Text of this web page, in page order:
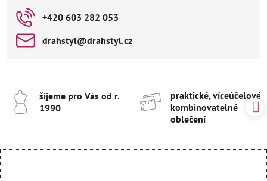
+420 603 282 053
drahstyl​@drahstyl​.cz
šijeme pro Vás od r​.
1990
praktické, víceúčelové
kombinovatelné
oblečení